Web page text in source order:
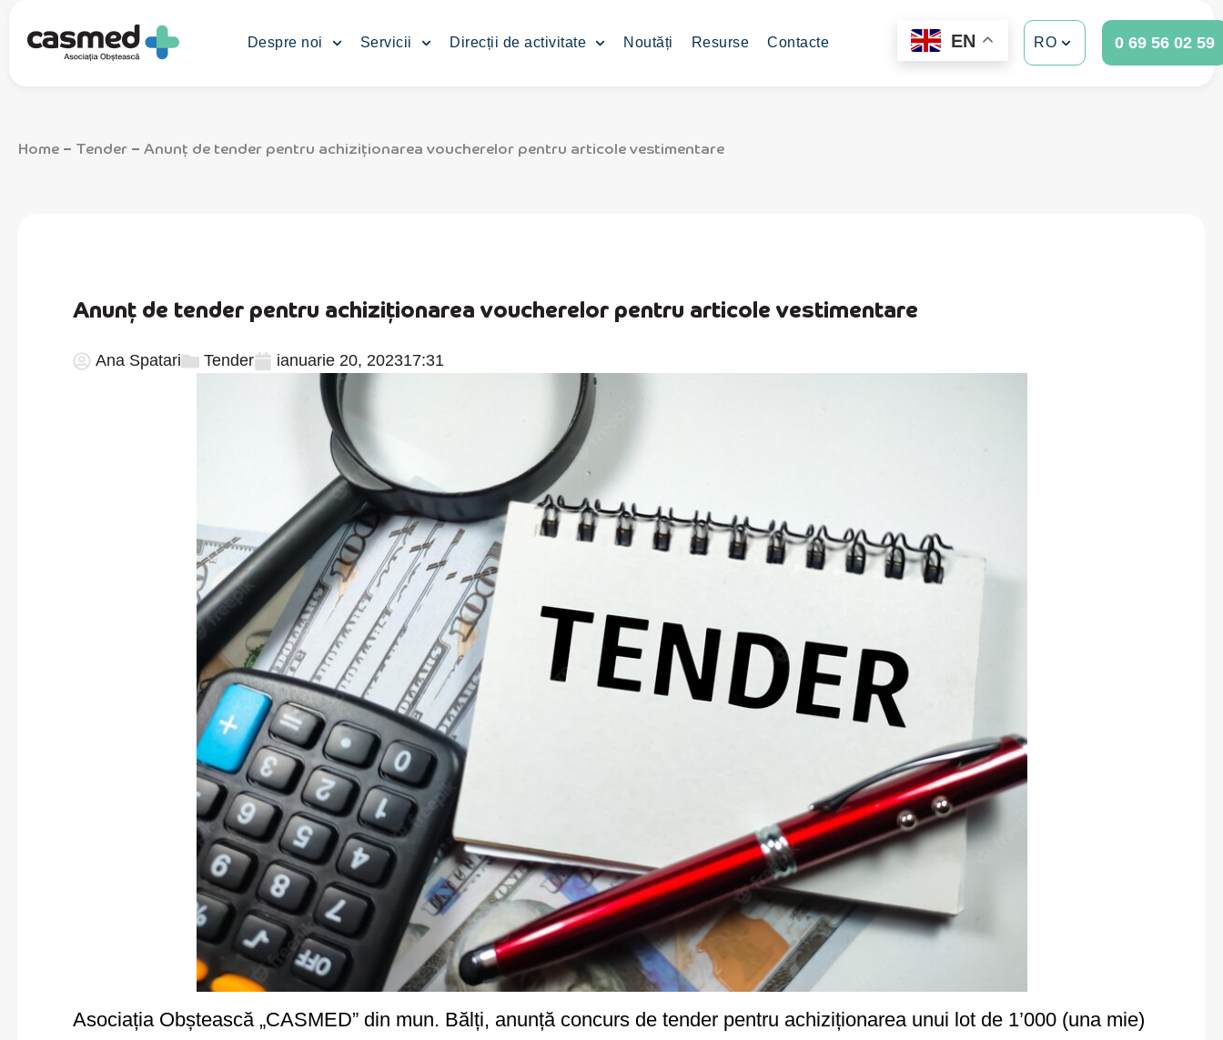
Despre noi Servicii Direcții de activitate Noutăți Resurse Contacte EN RO 0 69 56 02 59
Home – Tender – Anunț de tender pentru achiziționarea voucherelor pentru articole vestimentare
Anunț de tender pentru achiziționarea voucherelor pentru articole vestimentare
Ana Spatari Tender ianuarie 20, 202317:31
Asociația Obștească „CASMED” din mun. Bălți, anunță concurs de tender pentru achiziționarea unui lot de 1’000 (una mie)